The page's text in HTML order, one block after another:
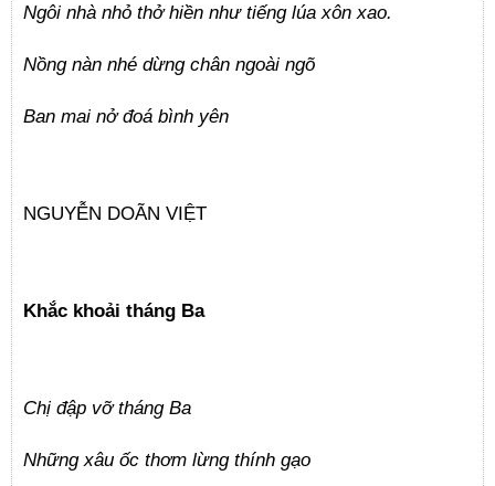
Ngôi nhà nhỏ thở hiền như tiếng lúa xôn xao.
Nồng nàn nhé dừng chân ngoài ngõ
Ban mai nở đoá bình yên
NGUYỄN DOÃN VIỆT
Khắc khoải tháng Ba
Chị đập vỡ tháng Ba
Những xâu ốc thơm lừng thính gạo